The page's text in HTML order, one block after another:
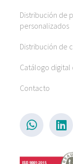
Distribución de
personalizados
Distribución de
Catálogo
Contacto